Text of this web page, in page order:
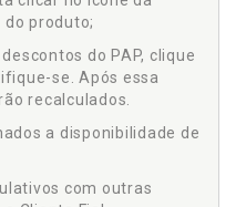
do produto;
do PAP, clique
se. Após essa
recalculados.
a disponibilidade de
com outras